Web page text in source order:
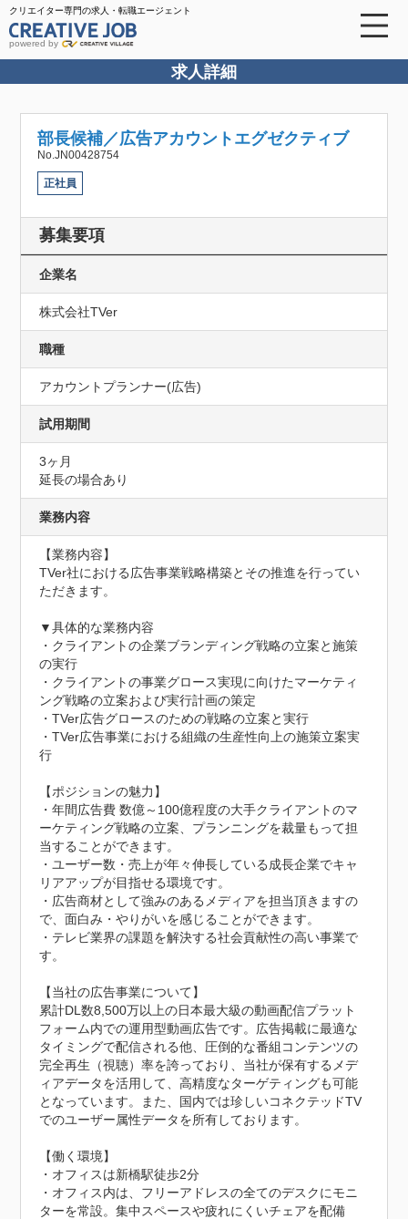
クリエイター専門の求人・転職エージェント
powered by
求人詳細
部長候補／広告アカウントエグゼクティブ
No.JN00428754
正社員
募集要項
企業名
株式会社TVer
職種
アカウントプランナー(広告)
試用期間
3ヶ月
延長の場合あり
業務内容
【業務内容】
TVer社における広告事業戦略構築とその推進を行ってい
ただきます。
▼具体的な業務内容
・クライアントの企業ブランディング戦略の立案と施策
の実行
・クライアントの事業グロース実現に向けたマーケティ
ング戦略の立案および実行計画の策定
・TVer広告グロースのための戦略の立案と実行
・TVer広告事業における組織の生産性向上の施策立案実
行
【ポジションの魅力】
・年間広告費 数億～100億程度の大手クライアントのマ
ーケティング戦略の立案、プランニングを裁量もって担
当することができます。
・ユーザー数・売上が年々伸長している成長企業でキャ
リアアップが目指せる環境です。
・広告商材として強みのあるメディアを担当頂きますの
で、面白み・やりがいを感じることができます。
・テレビ業界の課題を解決する社会貢献性の高い事業で
す。
【当社の広告事業について】
累計DL数8,500万以上の日本最大級の動画配信プラット
フォーム内での運用型動画広告です。広告掲載に最適な
タイミングで配信される他、圧倒的な番組コンテンツの
完全再生（視聴）率を誇っており、当社が保有するメデ
ィアデータを活用して、高精度なターゲティングも可能
となっています。また、国内では珍しいコネクテッドTV
でのユーザー属性データを所有しております。
【働く環境】
・オフィスは新橋駅徒歩2分
・オフィス内は、フリーアドレスの全てのデスクにモニ
ターを常設。集中スペースや疲れにくいチェアを配備